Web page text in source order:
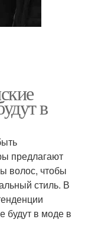
в
предлагают
волос, чтобы
стиль. В
будут в моде в